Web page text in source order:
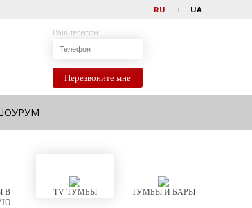
RU UA
Ваш телефон
Перезвоните мне
В
TV ТУМБЫ ТУМБЫ И БАРЫ